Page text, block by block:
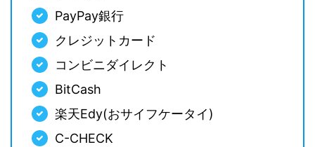
PayPay銀行
クレジットカード
コンビニダイレクト
BitCash
楽天Edy(おサイフケータイ)
C-CHECK